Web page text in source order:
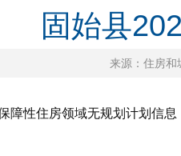
固始县
来源：住房和
性住房领域无规划计划信息